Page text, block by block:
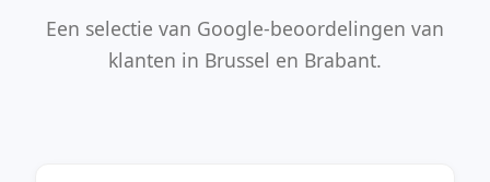
Een selectie van Google-beoordelingen van
klanten in Brussel en Brabant.